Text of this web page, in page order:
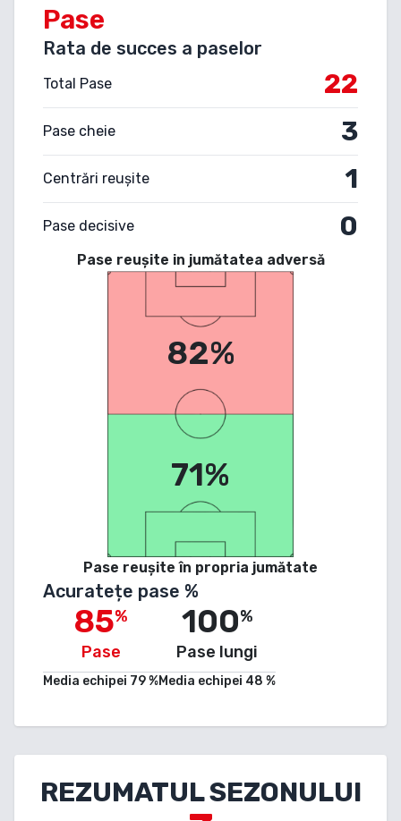
Pase
Rata de succes a paselor
Total Pase 22
Pase cheie 3
Centrări reușite 1
Pase decisive 0
Pase reușite in jumătatea adversă
82%
71%
Pase reușite în propria jumătate
Acuratețe pase %
85%
Pase
Media echipei 79%
100%
Pase lungi
Media echipei 48 %
REZUMATUL SEZONULUI